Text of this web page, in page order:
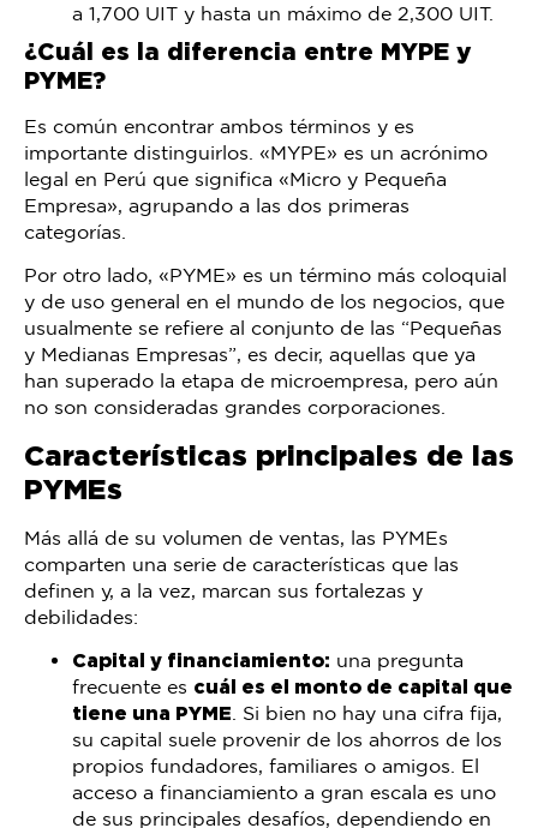
a 1,700 UIT y hasta un máximo de 2,300 UIT.
¿Cuál es la diferencia entre MYPE y
PYME?
Es común encontrar ambos términos y es
importante distinguirlos. «MYPE» es un acrónimo
legal en Perú que significa «Micro y Pequeña
Empresa», agrupando a las dos primeras
categorías.
Por otro lado, «PYME» es un término más coloquial
y de uso general en el mundo de los negocios, que
usualmente se refiere al conjunto de las “Pequeñas
y Medianas Empresas”, es decir, aquellas que ya
han superado la etapa de microempresa, pero aún
no son consideradas grandes corporaciones.
Características principales de las
PYMEs
Más allá de su volumen de ventas, las PYMEs
comparten una serie de características que las
definen y, a la vez, marcan sus fortalezas y
debilidades:
Capital y financiamiento: una pregunta
frecuente es cuál es el monto de capital que
tiene una PYME . Si bien no hay una cifra fija,
su capital suele provenir de los ahorros de los
propios fundadores, familiares o amigos. El
acceso a financiamiento a gran escala es uno
de sus principales desafíos, dependiendo en